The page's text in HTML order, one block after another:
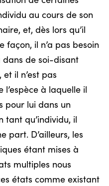
au cours de son
et, dès lors qu’il
façon, il n’a pas besoin
dans de soi-disant
et il n’est pas
à laquelle il
pour lui dans un
qu’individu, il
part. D’ailleurs, les
étant mises à
multiples nous
états comme existant